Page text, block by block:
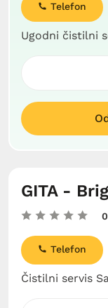
Ugodni čistilni
Telefon
GITA -
0
Čistilni servis
Telefon